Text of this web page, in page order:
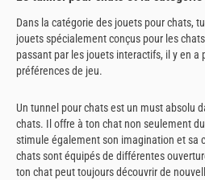
Dans la catégorie des jouets pour chats,
jouets spécialement conçus pour les
passant par les jouets interactifs, il y en
préférences de jeu.
Un tunnel pour chats est un must absolu
chats. Il offre à ton chat non seulement
stimule également son imagination et sa
chats sont équipés de différentes
ton chat peut toujours découvrir de